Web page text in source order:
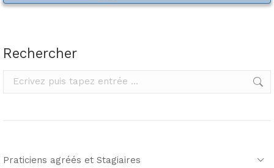
Rechercher
Rechercher
Praticiens agréés et Stagiaires